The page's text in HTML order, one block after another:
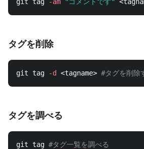
タグを削除
git tag -d <tagname> #タグを削除
タグを調べる
git tag #タグ一覧を調べる